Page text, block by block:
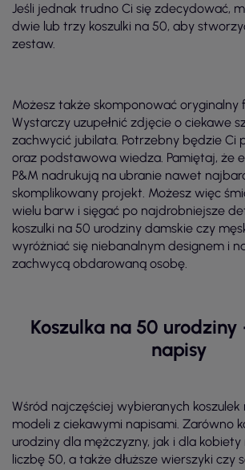
Jeśli jednak trudno Ci się zdecydować,
dwie lub trzy koszulki na 50, aby
zestaw.
Możesz także skomponować oryginalny
Wystarczy uzupełnić zdjęcie o ciekawe
zachwycić jubilata. Potrzebny będzie Ci
oraz podstawowa wiedza. Pamiętaj, że
P&M nadrukują na ubranie nawet
skomplikowany projekt. Możesz więc
wielu barw i sięgać po najdrobniejsze
koszulki na 50 urodziny damskie czy
wyróżniać się niebanalnym designem i
zachwycą obdarowaną osobę.
Koszulka na 50
napisy
Wśród najczęściej wybieranych koszulek
modeli z ciekawymi napisami. Zarówno
urodziny dla mężczyzny, jak i dla
liczbę 50, a także dłuższe wierszyki czy